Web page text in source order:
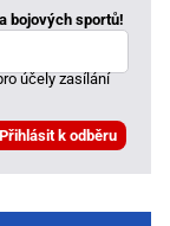
bojových sportů!
účely zasílání